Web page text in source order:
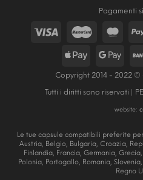
Pagamenti
Copyright 2014 - 2022
Tutti i diritti sono riservati |
website:
Le tue capsule compatibili preferite
Austria, Belgio, Bulgaria, Croazia,
Finlandia, Francia, Germania,
Polonia, Portogallo, Romania,
Regno